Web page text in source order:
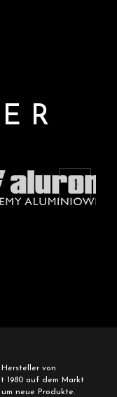
von
1980 auf dem Markt
neue Produkte.